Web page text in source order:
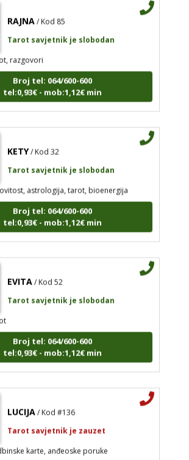
RAJNA / Kod 85
Tarot savjetnik je slobodan
razgovori
Broj tel: 064/600-600
tel:0,93€ - mob:1,12€ min
KETY / Kod 32
Tarot savjetnik je slobodan
astrologija, tarot, bioenergija
Broj tel: 064/600-600
tel:0,93€ - mob:1,12€ min
EVITA / Kod 52
Tarot savjetnik je slobodan
Broj tel: 064/600-600
tel:0,93€ - mob:1,12€ min
LUCIJA / Kod #136
Tarot savjetnik je zauzet
karte, anđeoske poruke